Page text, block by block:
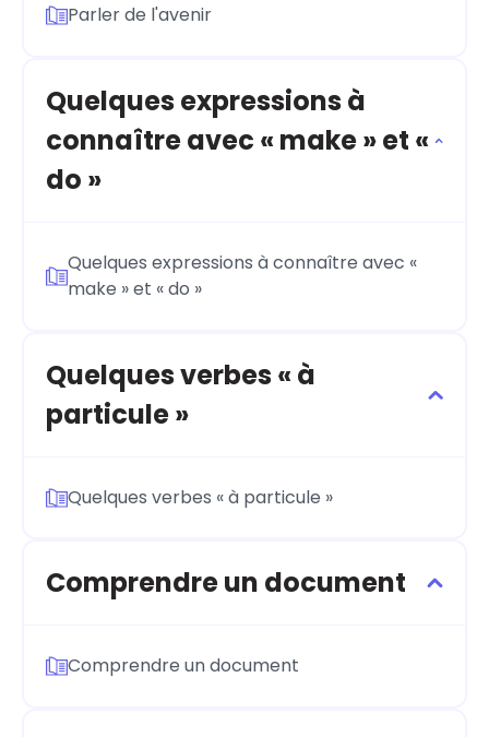
Parler de l'avenir
Quelques expressions à
connaître avec « make » et «
do »
Quelques expressions à connaître avec «
make » et « do »
Quelques verbes « à
particule »
Quelques verbes « à particule »
Comprendre un document
Comprendre un document